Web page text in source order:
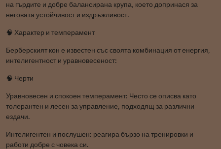
на гърдите и добре балансирана крупа, което допринася за
неговата устойчивост и издръжливост.
🧠 Характер и темперамент
Берберският кон е известен със своята комбинация от енергия,
интелигентност и уравновесеност:
🧠 Черти
Уравновесен и спокоен темперамент: Често се описва като
толерантен и лесен за управление, подходящ за различни
ездачи.
Интелигентен и послушен: реагира бързо на тренировки и
работи добре с човека си.